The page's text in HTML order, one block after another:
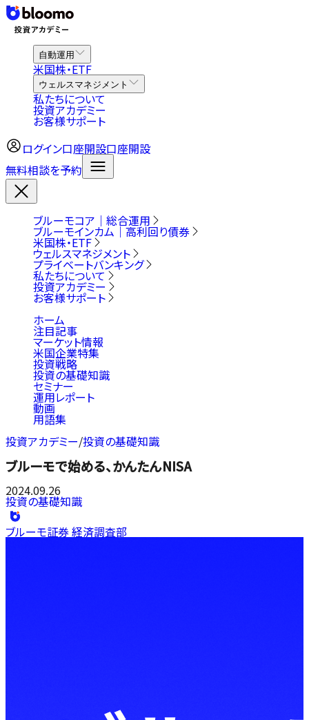
自動運用
米国株・ETF
ウェルスマネジメント
私たちについて
投資アカデミー
お客様サポート
ログイン口座開設口座開設
無料相談を予約
ブルーモコア｜総合運用
ブルーモインカム｜高利回り債券
米国株・ETF
ウェルスマネジメント
プライベートバンキング
私たちについて
投資アカデミー
お客様サポート
ホーム
注目記事
マーケット情報
米国企業特集
投資戦略
投資の基礎知識
セミナー
運用レポート
動画
用語集
投資アカデミー/投資の基礎知識
ブルーモで始める、かんたんNISA
2024.09.26
投資の基礎知識
ブルーモ証券 経済調査部